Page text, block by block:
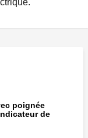
poignée
de